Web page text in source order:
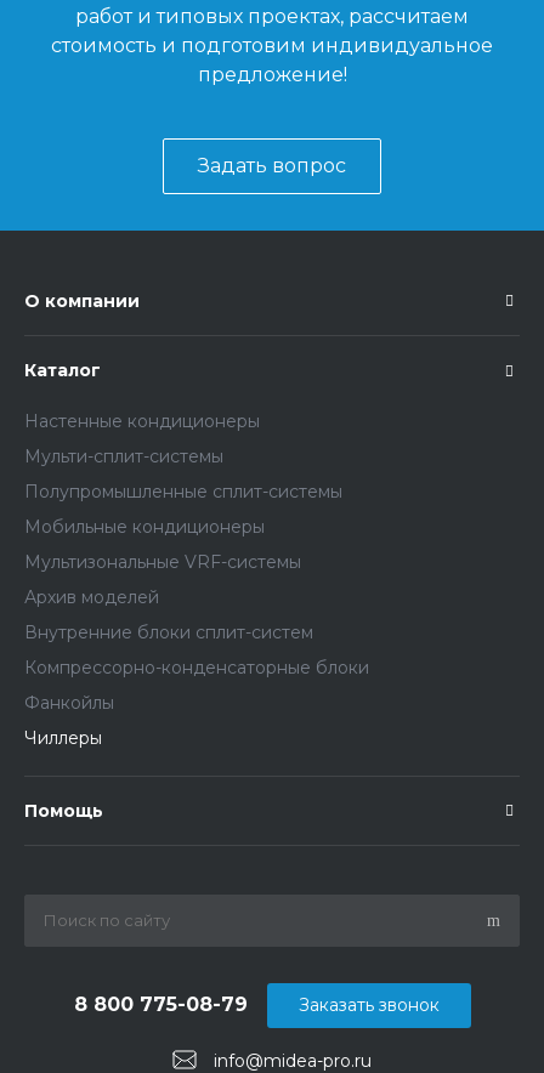
работ и типовых проектах, рассчитаем
стоимость и подготовим индивидуальное
предложение!
Задать вопрос
О компании
Каталог
Настенные кондиционеры
Мульти-сплит-системы
Полупромышленные сплит-системы
Мобильные кондиционеры
Мультизональные VRF-системы
Архив моделей
Внутренние блоки сплит-систем
Компрессорно-конденсаторные блоки
Фанкойлы
Чиллеры
Помощь
info@midea-pro.ru
8 800 775-08-79 Заказать звонок